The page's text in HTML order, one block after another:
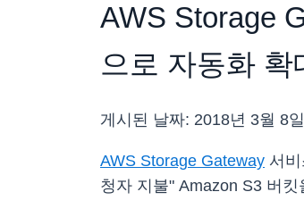
AWS Storage
으로 자동화 확
게시된 날짜: 2018년 3월 8일
AWS Storage Gateway 서
청자 지불" Amazon S3 버킷